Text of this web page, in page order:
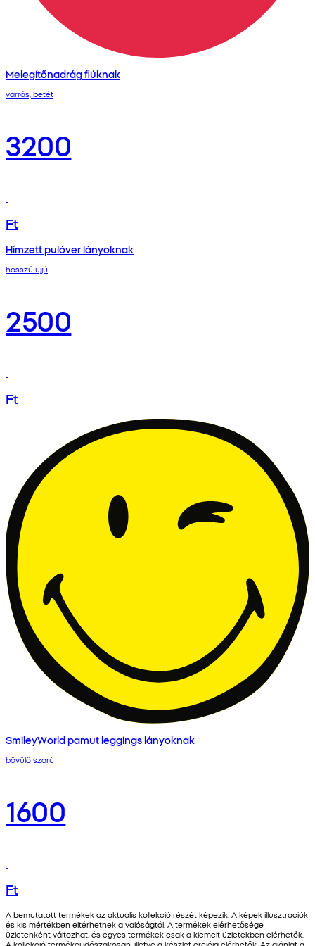
Melegítőnadrág fiúknak
varrás, betét
3200
Ft
Hímzett pulóver lányoknak
hosszú ujjú
2500
Ft
SmileyWorld pamut leggings lányoknak
bővülő szárú
1600
Ft
A bemutatott termékek az aktuális kollekció részét képezik. A képek illusztrációk
és kis mértékben eltérhetnek a valóságtól. A termékek elérhetősége
üzletenként változhat, és egyes termékek csak a kiemelt üzletekben elérhetők.